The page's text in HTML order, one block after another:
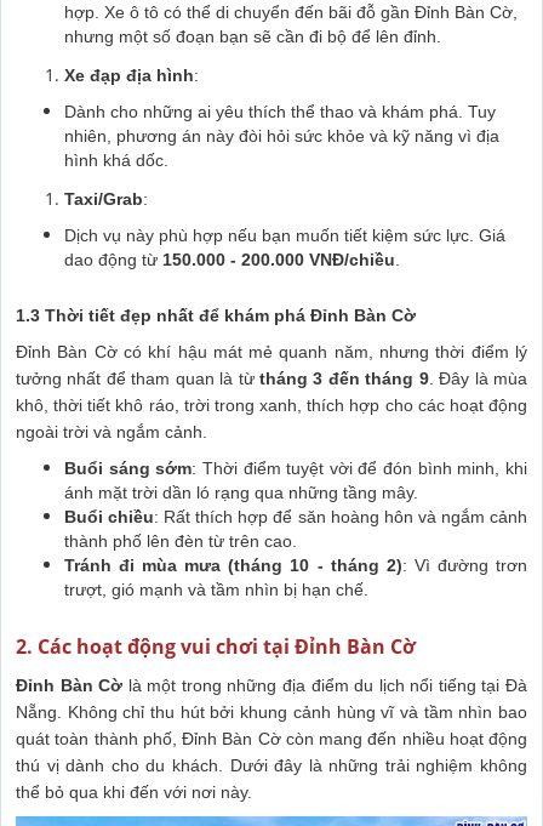
hợp. Xe ô tô có thể di chuyển đến bãi đỗ gần Đỉnh Bàn Cờ,
nhưng một số đoạn bạn sẽ cần đi bộ để lên đỉnh.
Xe đạp địa hình:
Dành cho những ai yêu thích thể thao và khám phá. Tuy
nhiên, phương án này đòi hỏi sức khỏe và kỹ năng vì địa
hình khá dốc.
Taxi/Grab:
Dịch vụ này phù hợp nếu bạn muốn tiết kiệm sức lực. Giá
dao động từ 150.000 - 200.000 VNĐ/chiều
1.3 Thời tiết đẹp nhất để khám phá Đỉnh Bàn Cờ
Đỉnh Bàn Cờ có khí hậu mát mẻ quanh năm, nhưng thời điểm lý
tưởng nhất để tham quan là từ tháng 3 đến tháng 9. Đây là mùa
khô, thời tiết khô ráo, trời trong xanh, thích hợp cho các hoạt động
ngoài trời và ngắm cảnh.
Buổi sáng sớm: Thời điểm tuyệt vời để đón bình minh, khi
ánh mặt trời dần ló rạng qua những tầng mây.
Buổi chiều: Rất thích hợp để săn hoàng hôn và ngắm cảnh
thành phố lên đèn từ trên cao.
Tránh đi mùa mưa (tháng 10 - tháng 2): Vì đường trơn
trượt, gió mạnh và tầm nhìn bị hạn chế.
2. Các hoạt động vui chơi tại Đỉnh Bàn Cờ
Đỉnh Bàn Cờ là một trong những địa điểm du lịch nổi tiếng tại Đà
Nẵng. Không chỉ thu hút bởi khung cảnh hùng vĩ và tầm nhìn bao
quát toàn thành phố, Đỉnh Bàn Cờ còn mang đến nhiều hoạt động
thú vị dành cho du khách. Dưới đây là những trải nghiệm không
thể bỏ qua khi đến với nơi này.